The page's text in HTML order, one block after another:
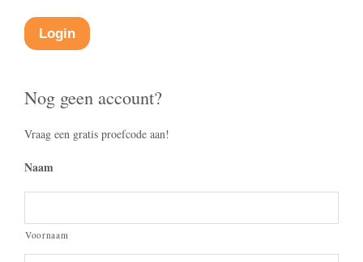
Nog geen account?
Vraag een gratis proefcode aan!
Naam
Voornaam